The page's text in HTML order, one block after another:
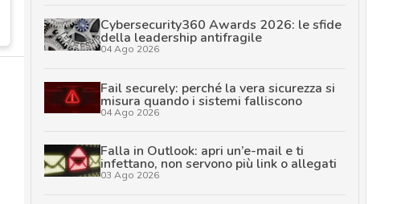
Cybersecurity360 Awards 2026: le sfide
della leadership antifragile
04 Ago 2026
Fail securely: perché la vera sicurezza si
misura quando i sistemi falliscono
04 Ago 2026
Falla in Outlook: apri un’e-mail e ti
infettano, non servono più link o allegati
03 Ago 2026